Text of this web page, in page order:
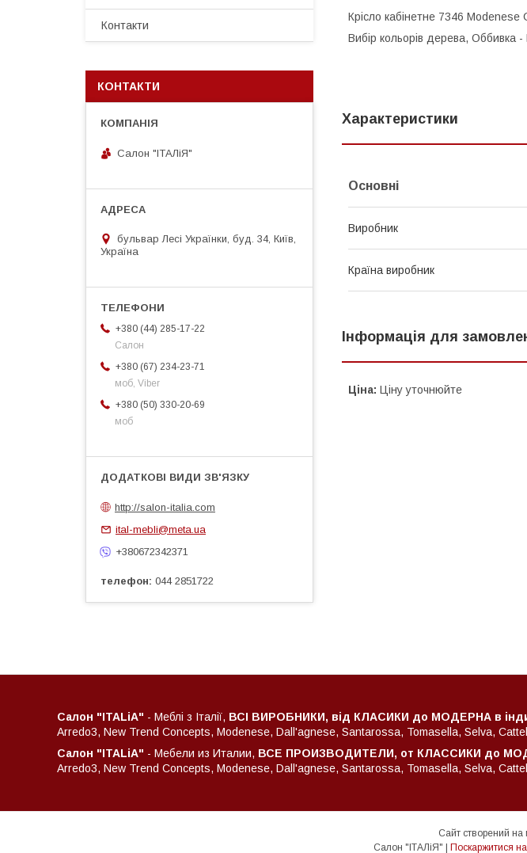
Крісло кабінетне 7346 Modenese
Вибір кольорів дерева, Оббивка
Характеристики
Основні
Виробник
Країна виробник
Інформація для
Ціна: Ціну уточнюйте
Контакти
КОНТАКТИ
Салон "ІТАЛіЯ"
бульвар Лесі Українки, буд. 34, Київ,
Україна
+380 (44) 285-17-22
Салон
+380 (67) 234-23-71
моб, Viber
+380 (50) 330-20-69
моб
http://salon-italia.com
ital-mebli@meta.ua
+380672342371
телефон 044 2851722
Салон "ITALiA" - Меблі з Італії, ВСІ ВИРОБНИКИ, від КЛАСИКИ до МОДЕРНА в
Arredo3, New Trend Concepts, Modenese, Dall'agnese, Santarossa, Tomasella, Selva,
Салон "ITALiA" - Мебели из Италии, ВСЕ ПРОИЗВОДИТЕЛИ, от КЛАССИКИ до
Arredo3, New Trend Concepts, Modenese, Dall'agnese, Santarossa, Tomasella, Selva,
Сайт створений на
Поскаржитися